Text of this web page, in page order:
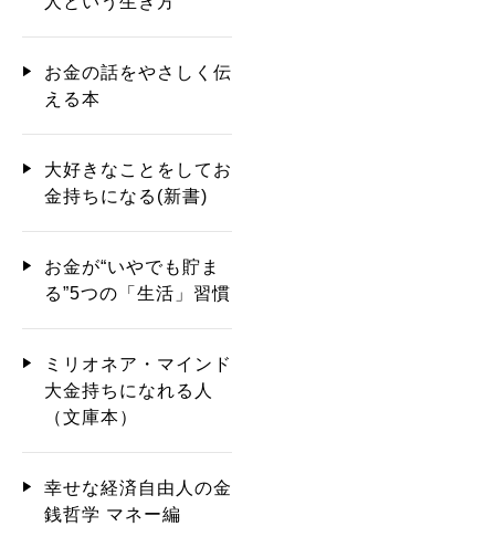
お金の話をやさしく伝
える本
大好きなことをしてお
金持ちになる(新書)
お金が“いやでも貯ま
る”5つの「生活」習慣
ミリオネア・マインド
大金持ちになれる人
（文庫本）
幸せな経済自由人の金
銭哲学 マネー編